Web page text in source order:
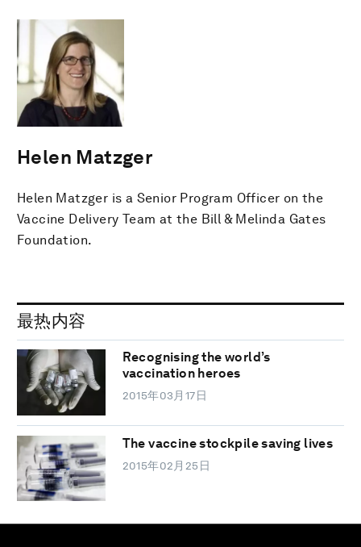
Helen Matzger
Helen Matzger is a Senior Program Officer on the
Vaccine Delivery Team at the Bill & Melinda Gates
Foundation.
最热内容
Recognising the world’s
vaccination heroes
2015年03月17日
The vaccine stockpile saving lives
2015年02月25日